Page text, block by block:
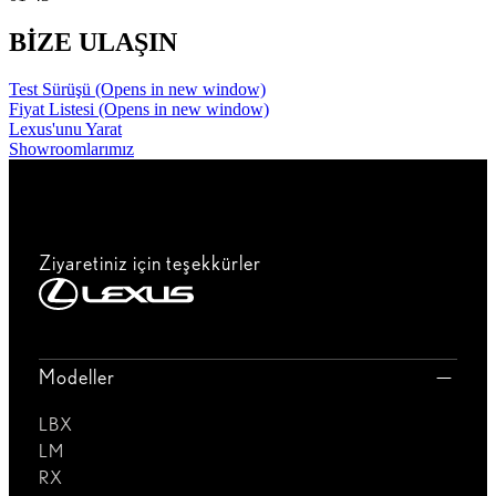
BİZE ULAŞIN
Test Sürüşü (Opens in new window)
Fiyat Listesi (Opens in new window)
Lexus'unu Yarat
Showroomlarımız
Ziyaretiniz için teşekkürler
Modeller
LBX
LM
RX